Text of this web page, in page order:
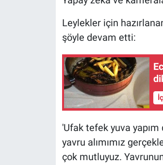
Leylekler için
şöyle devam etti:
'Ufak tefek yuva
yavru alımımız
çok mutluyuz.